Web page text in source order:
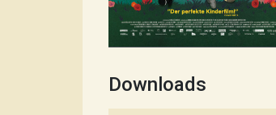
Downloads